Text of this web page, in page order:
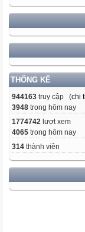
THỐNG KÊ
944163 truy cập (chi
3948 trong hôm nay
1774742 lượt xem
4065 trong hôm nay
314 thành viên